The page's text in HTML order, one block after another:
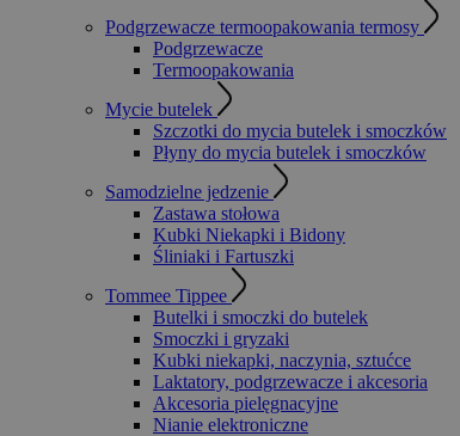
Podgrzewacze termoopakowania termosy
Podgrzewacze
Termoopakowania
Mycie butelek
Szczotki do mycia butelek i smoczków
Płyny do mycia butelek i smoczków
Samodzielne jedzenie
Zastawa stołowa
Kubki Niekapki i Bidony
Śliniaki i Fartuszki
Tommee Tippee
Butelki i smoczki do butelek
Smoczki i gryzaki
Kubki niekapki, naczynia, sztućce
Laktatory, podgrzewacze i akcesoria
Akcesoria pielęgnacyjne
Nianie elektroniczne